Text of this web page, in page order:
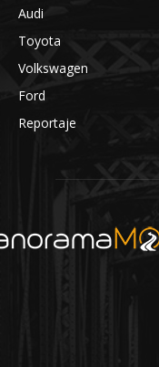
Audi
Toyota
Volkswagen
Ford
Reportaje